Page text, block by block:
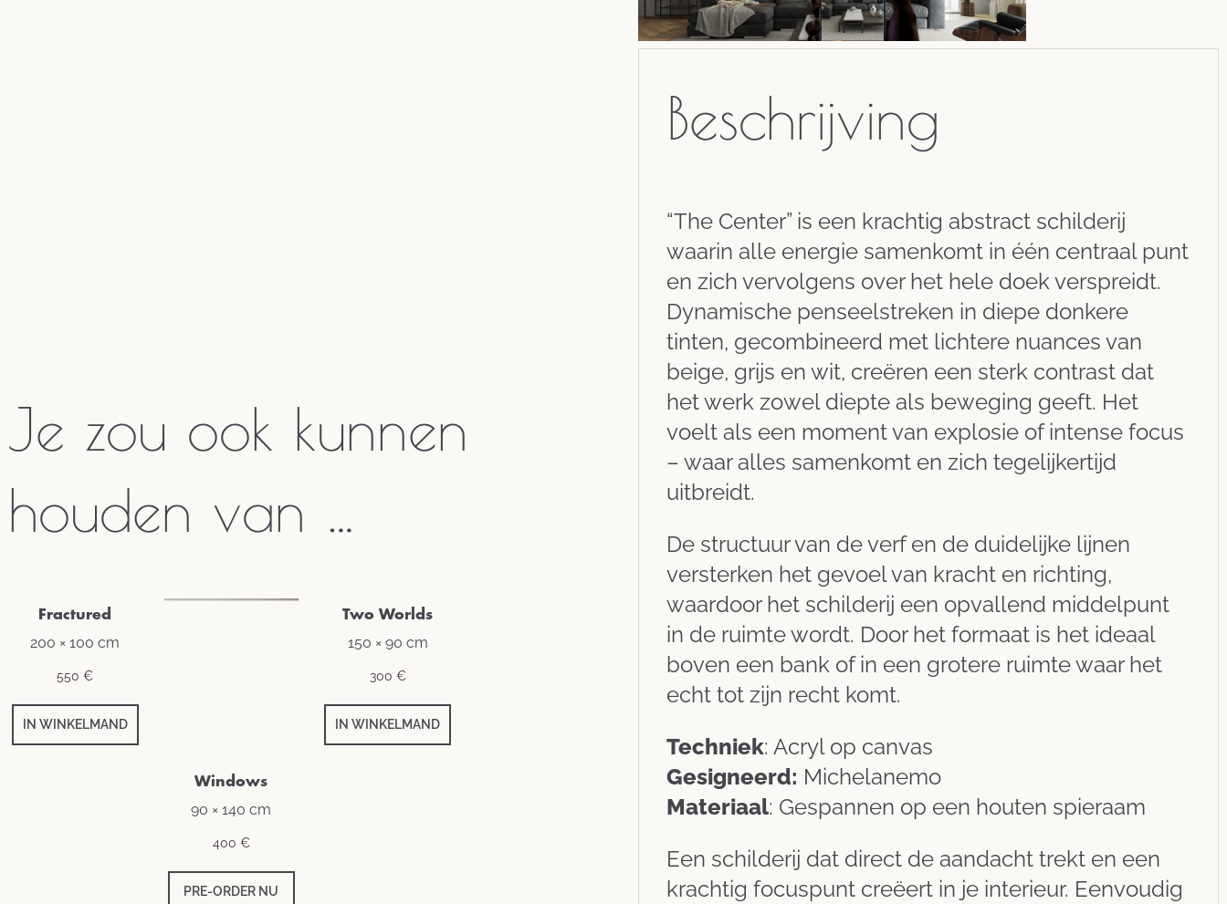
Beschrijving
“The Center” is een krachtig abstract schilderij
waarin alle energie samenkomt in één centraal punt
en zich vervolgens over het hele doek verspreidt.
Dynamische penseelstreken in diepe donkere
tinten, gecombineerd met lichtere nuances van
beige, grijs en wit, creëren een sterk contrast dat
het werk zowel diepte als beweging geeft. Het
voelt als een moment van explosie of intense focus
– waar alles samenkomt en zich tegelijkertijd
uitbreidt.
De structuur van de verf en de duidelijke lijnen
versterken het gevoel van kracht en richting,
waardoor het schilderij een opvallend middelpunt
in de ruimte wordt. Door het formaat is het ideaal
boven een bank of in een grotere ruimte waar het
echt tot zijn recht komt.
Techniek: Acryl op canvas
Gesigneerd: Michelanemo
Materiaal: Gespannen op een houten spieraam
Een schilderij dat direct de aandacht trekt en een
krachtig focuspunt creëert in je interieur. Eenvoudig
Je zou ook kunnen
houden van …
Windows
90 × 140 cm
400 €
PRE-ORDER NU